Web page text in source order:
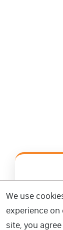
We use
experience
site, you